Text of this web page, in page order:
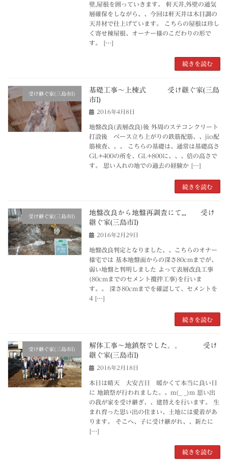
壁,屋根を囲っていきます。 軒天井,外壁の通気
層確保をしながら、、今回は軒天井は木目調の
天井材で仕上げています。 こちらの屋根は珍し
く寄せ棟屋根、オーナー様のこだわりの形で
す。 […]
続きを読む
受け継ぐ家(三島市I)
基礎工事～上棟式 受け継ぐ家(三島
市I)
2016年4月8日
地盤改良(表層改良)後 外周のステコンクリート
打設後 ベース立ち上がりの鉄筋配筋、、jio配
筋検査、、、 こちらの基礎は、通常は基礎高さ
GL+400の所を、GL+800に、、、倍の高さで
す。 思い入れの地での過去の経験か […]
続きを読む
受け継ぐ家(三島市I)
地盤改良から地盤再調査にて,,, 受け
継ぐ家(三島市I)
2016年2月29日
地盤改良判定となりました、、こちらのオナー
様宅では 基本地盤面からの深さ80cmまでが、
弱い地盤と判明しました よって表層改良工事
(80cmまでのセメント攪拌工事)を行いま
す。。 深さ80cmまでを確認して、セメントを
4 […]
続きを読む
受け継ぐ家(三島市I)
解体工事～地鎮祭でした。。 受け
継ぐ家(三島市I)
2016年2月18日
本日は晴天 大安吉日 暖かくて本当に良い日
に 地鎮祭が行われました。。m(_ _)m 思い出
の我が家を受け継ぎ、、建替えを行います。 生
まれ育った思い出の住まい、土地には愛着があ
ります。 そこへ、子に受け継がれ、、新たに
[…]
続きを読む